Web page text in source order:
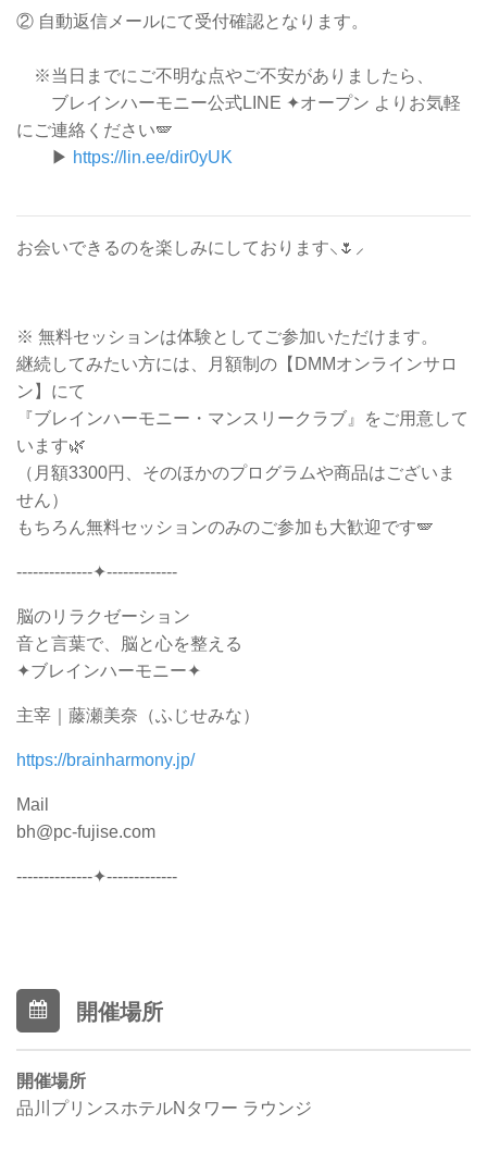
② 自動返信メールにて受付確認となります。
※当日までにご不明な点やご不安がありましたら、
ブレインハーモニー公式LINE ✦オープン よりお気軽
にご連絡ください🪽
▶︎ https://lin.ee/dir0yUK
お会いできるのを楽しみにしております⸜🌷︎⸝
※ 無料セッションは体験としてご参加いただけます。
継続してみたい方には、月額制の【DMMオンラインサロ
ン】にて
『ブレインハーモニー・マンスリークラブ』をご用意して
います🌿
（月額3300円、そのほかのプログラムや商品はございま
せん）
もちろん無料セッションのみのご参加も大歓迎です🪽
--------------✦-------------
脳のリラクゼーション
音と言葉で、脳と心を整える
✦ブレインハーモニー✦
主宰｜藤瀬美奈（ふじせみな）
https://brainharmony.jp/
Mail
bh@pc-fujise.com
--------------✦-------------
開催場所
開催場所
品川プリンスホテルNタワー ラウンジ